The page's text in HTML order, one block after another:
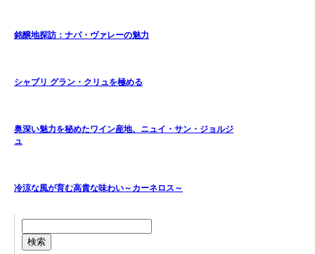
銘醸地探訪：ナパ・ヴァレーの魅力
シャブリ グラン・クリュを極める
奥深い魅力を秘めたワイン産地、ニュイ・サン・ジョルジ
ュ
冷涼な風が育む高貴な味わい～カーネロス～
検索